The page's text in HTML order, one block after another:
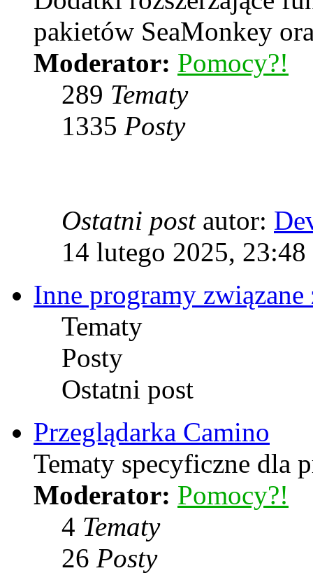
pakietów SeaMonkey
Moderator: Pomocy?!
289 Tematy
1335 Posty
Ostatni postautor:
14 lutego 2025, 23:48
Inne programy
Tematy
Posty
Ostatni post
Przeglądarka Camino
Tematy specyficzne dla
Moderator: Pomocy?!
4 Tematy
26 Posty